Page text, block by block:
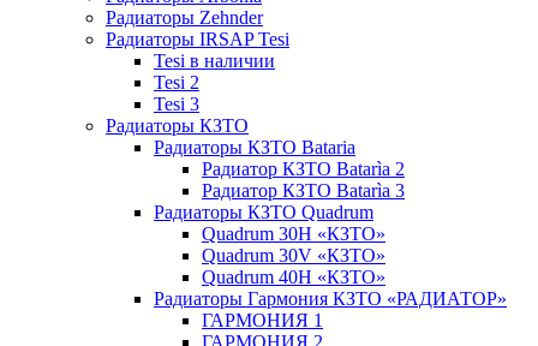
Радиаторы Zehnder
Радиаторы IRSAP Tesi
Tesi в наличии
Tesi 2
Tesi 3
Радиаторы КЗТО
Радиаторы КЗТО Bataria
Радиатор КЗТО Batarìa 2
Радиатор КЗТО Batarìa 3
Радиаторы КЗТО Quadrum
Quadrum 30H «КЗТО»
Quadrum 30V «КЗТО»
Quadrum 40H «КЗТО»
Радиаторы Гармония КЗТО «РАДИАТОР»
ГАРМОНИЯ 1
ГАРМОНИЯ 2